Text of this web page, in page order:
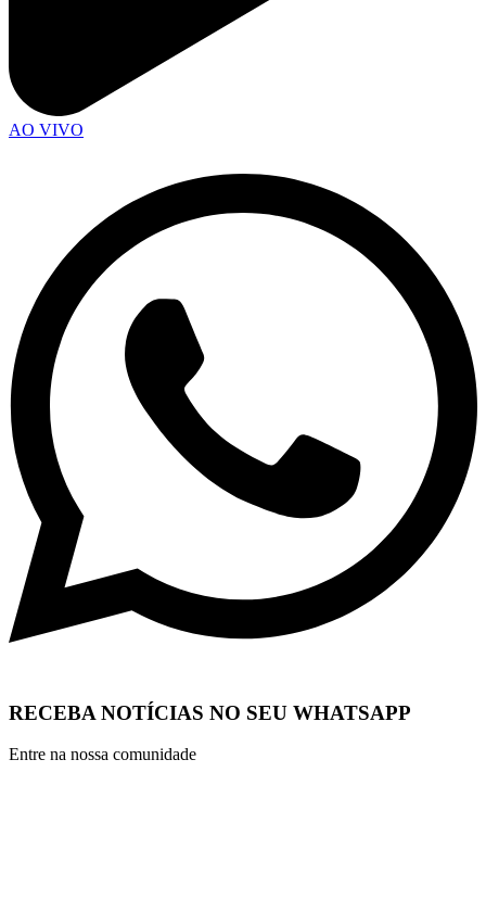
AO VIVO
RECEBA NOTÍCIAS NO SEU WHATSAPP
Entre na nossa comunidade